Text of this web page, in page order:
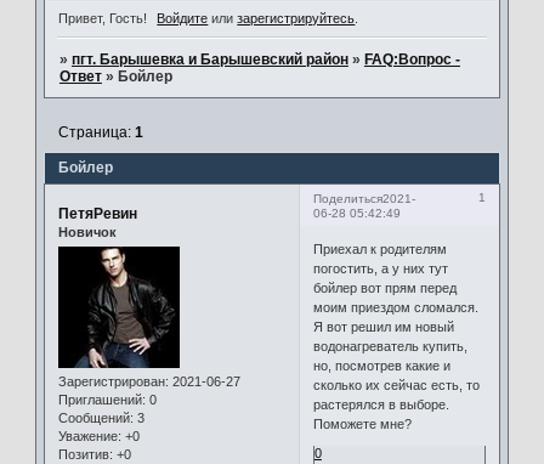
Привет, Гость! Войдите илизарегистрируйтесь
» пгт. Барышевка и Барышевский район » FAQ:Вопрос -
Ответ » Бойлер
Бойлер
Страница: 1
Поделиться 1
2021-
06-28 05:42:49
ПетяРевин
Новичок
Зарегистрирован: 2021-06-27
Приглашений: 0
Сообщений: 3
Уважение: +0
Позитив: +0
Приехал к родителям
погостить, а у них тут
бойлер вот прям перед
моим приездом сломался.
Я вот решил им новый
водонагреватель купить,
но, посмотрев какие и
сколько их сейчас есть, то
растерялся в выборе.
Поможете мне?
0